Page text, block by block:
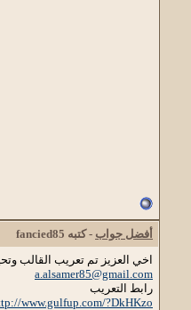
أفضل جواب - كتبه fancied85
اخي العزيز تم تعريب القالب
a.alsamer85@gmail.com
رابط التعريب
www.gulfup.com/?DkHKzo